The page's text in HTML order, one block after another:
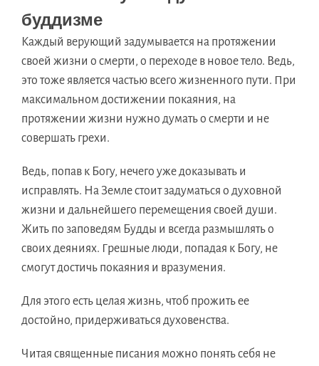
буддизме
Каждый верующий задумывается на протяжении
своей жизни о смерти, о переходе в новое тело. Ведь,
это тоже является частью всего жизненного пути. При
максимальном достижении покаяния, на
протяжении жизни нужно думать о смерти и не
совершать грехи.
Ведь, попав к Богу, нечего уже доказывать и
исправлять. На Земле стоит задуматься о духовной
жизни и дальнейшего перемещения своей души.
Жить по заповедям Будды и всегда размышлять о
своих деяниях. Грешные люди, попадая к Богу, не
смогут достичь покаяния и вразумения.
Для этого есть целая жизнь, чтоб прожить ее
достойно, придерживаться духовенства.
Читая священные писания можно понять себя не